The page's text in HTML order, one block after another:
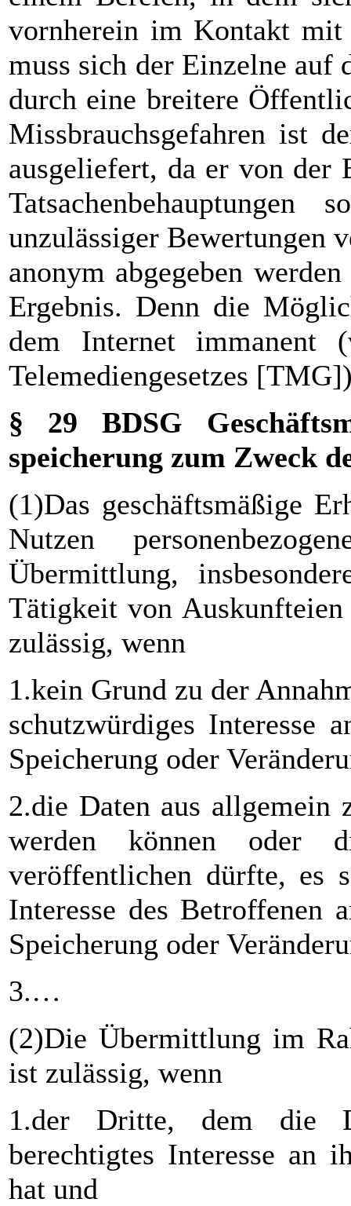
vornherein im Kontakt mit
muss sich der Einzelne auf
durch eine breitere
Missbrauchsgefahren ist
ausgeliefert, da er von der
unzulässiger Bewertungen
anonym abgegeben
Ergebnis. Denn die
dem Internet
Telemediengesetzes
§ 29 BDSG
speicherung zum Zweck
(1)Das geschäftsmäßige
Nutzen
Übermittlung,
Tätigkeit von
zulässig, wenn
1.kein Grund zu der
schutzwürdiges Interesse
Speicherung oder
2.die Daten aus allgemein
werden können oder
veröffentlichen dürfte, es
Interesse des Betroffenen
Speicherung oder
3.…
(2)Die Übermittlung im
ist zulässig, wenn
1.der Dritte, dem die
berechtigtes Interesse an
hat und